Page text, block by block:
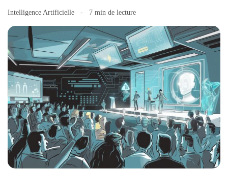
Intelligence Artificielle 7 min de lecture